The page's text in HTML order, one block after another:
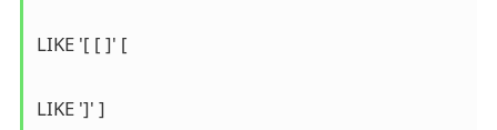
LIKE '[ [ ]' [
LIKE ']' ]